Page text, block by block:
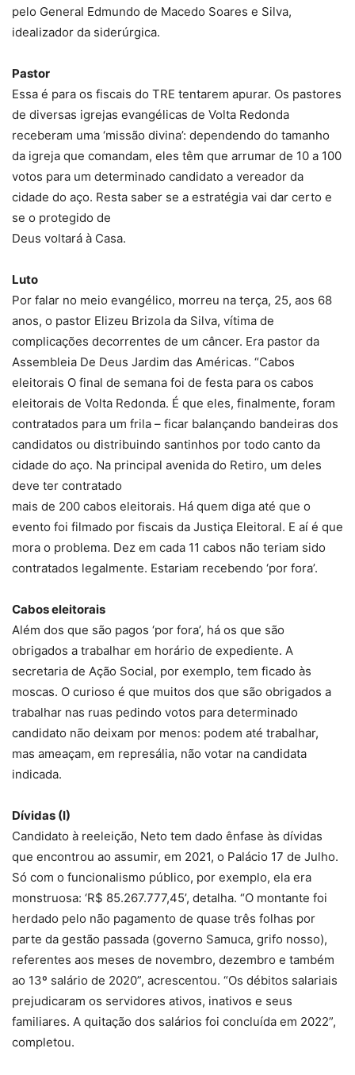
pelo General Edmundo de Macedo Soares e Silva,
idealizador da siderúrgica.
Pastor
Essa é para os fiscais do TRE tentarem apurar. Os pastores
de diversas igrejas evangélicas de Volta Redonda
receberam uma ‘missão divina’: dependendo do tamanho
da igreja que comandam, eles têm que arrumar de 10 a 100
votos para um determinado candidato a vereador da
cidade do aço. Resta saber se a estratégia vai dar certo e
se o protegido de
Deus voltará à Casa.
Luto
Por falar no meio evangélico, morreu na terça, 25, aos 68
anos, o pastor Elizeu Brizola da Silva, vítima de
complicações decorrentes de um câncer. Era pastor da
Assembleia De Deus Jardim das Américas. “Cabos
eleitorais O final de semana foi de festa para os cabos
eleitorais de Volta Redonda. É que eles, finalmente, foram
contratados para um frila – ficar balançando bandeiras dos
candidatos ou distribuindo santinhos por todo canto da
cidade do aço. Na principal avenida do Retiro, um deles
deve ter contratado
mais de 200 cabos eleitorais. Há quem diga até que o
evento foi filmado por fiscais da Justiça Eleitoral. E aí é que
mora o problema. Dez em cada 11 cabos não teriam sido
contratados legalmente. Estariam recebendo ‘por fora’.
Cabos eleitorais
Além dos que são pagos ‘por fora’, há os que são
obrigados a trabalhar em horário de expediente. A
secretaria de Ação Social, por exemplo, tem ficado às
moscas. O curioso é que muitos dos que são obrigados a
trabalhar nas ruas pedindo votos para determinado
candidato não deixam por menos: podem até trabalhar,
mas ameaçam, em represália, não votar na candidata
indicada.
Dívidas (I)
Candidato à reeleição, Neto tem dado ênfase às dívidas
que encontrou ao assumir, em 2021, o Palácio 17 de Julho.
Só com o funcionalismo público, por exemplo, ela era
monstruosa: ‘R$ 85.267.777,45’, detalha. “O montante foi
herdado pelo não pagamento de quase três folhas por
parte da gestão passada (governo Samuca, grifo nosso),
referentes aos meses de novembro, dezembro e também
ao 13º salário de 2020”, acrescentou. “Os débitos salariais
prejudicaram os servidores ativos, inativos e seus
familiares. A quitação dos salários foi concluída em 2022”,
completou.